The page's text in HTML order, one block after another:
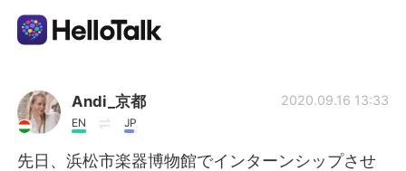
語言交換應用
AI Grammar Checker
Andi_京都
EN JP
2020.09.16 13:33
先日、浜松市楽器博物館でインターンシップさせ